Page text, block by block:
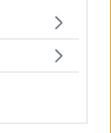
more Google
may click to
below Google
Vi